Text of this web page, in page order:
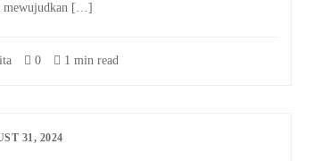
mewujudkan […]
0 1 min read
31, 2024